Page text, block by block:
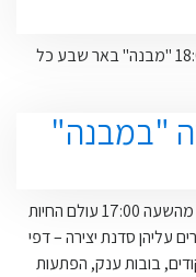
האירוע יתקיים ביום שלישי 20.8.19 בשעה 18:00 "מבנה" באר שבע כל
"במבנה"
אוגוסט לילדים עם יערה הליצנית! יום שני החל מהשעה 17:00 עולם החיות
עליהן סדנת יצירה – דפי
בובות ענק, הפתעות